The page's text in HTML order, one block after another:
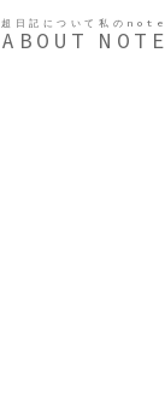
超日記について
ABOUT
私のnote
NOTE